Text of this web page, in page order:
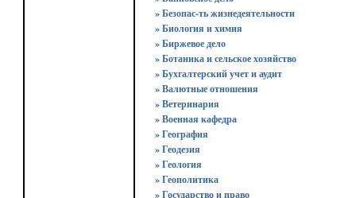
» Безопас-ть жизнедеятельности
» Биология и химия
» Биржевое дело
» Ботаника и сельское хозяйство
» Бухгалтерский учет и аудит
» Валютные отношения
» Ветеринария
» Военная кафедра
» География
» Геодезия
» Геология
» Геополитика
» Государство и право